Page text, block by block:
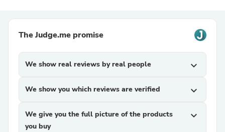
The Judge.me promise
We show real reviews by real people expand_more
We show you which reviews are verified expand_more
We give you the full picture of the products
you buy
expand_more